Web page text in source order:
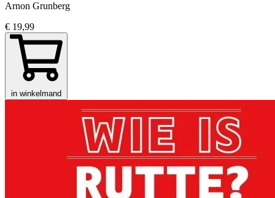
Arnon Grunberg
€ 19,99
in winkelmand